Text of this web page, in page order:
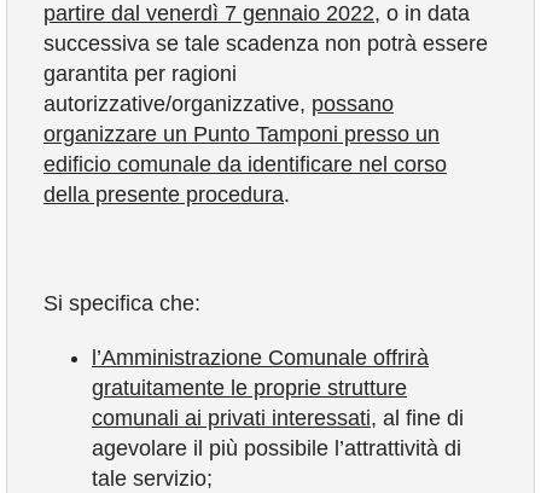
partire dal venerdì 7 gennaio 2022, o in data
successiva se tale scadenza non potrà essere
garantita per ragioni
autorizzative/organizzative, possano
organizzare un Punto Tamponi presso un
edificio comunale da identificare nel corso
della presente procedura.
Si specifica che:
l’Amministrazione Comunale offrirà
gratuitamente le proprie strutture
comunali ai privati interessati, al fine di
agevolare il più possibile l’attrattività di
tale servizio;